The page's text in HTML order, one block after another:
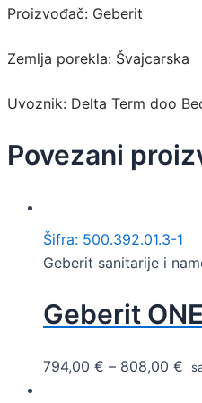
Proizvođač: Geberit
Zemlja porekla: Švajcarska
Uvoznik: Delta Term doo
Povezani
Šifra: 500.392.01.3-1
Geberit sanitarije i
Geberit
794,00 € – 808,00 €